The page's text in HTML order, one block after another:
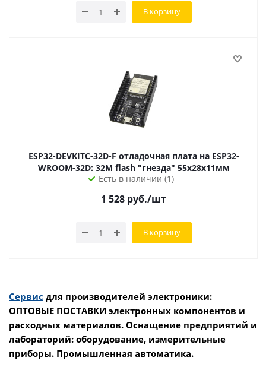
В корзину
ESP32-DEVKITC-32D-F отладочная плата на ESP32-
WROOM-32D: 32M flash "гнезда" 55х28х11мм
Есть в наличии (1)
1 528 руб./шт
В корзину
Сервис для производителей электроники:
ОПТОВЫЕ ПОСТАВКИ электронных компонентов и
расходных материалов. Оснащение предприятий и
лабораторий: оборудование, измерительные
приборы. Промышленная автоматика.